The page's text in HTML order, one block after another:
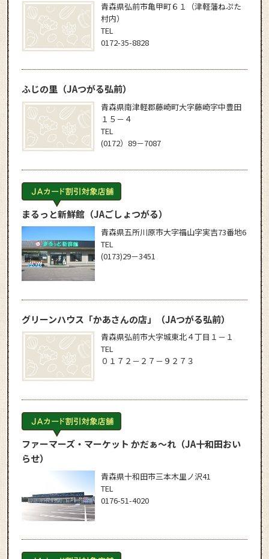
青森県弘前市亀甲町６１（津軽藩ねぷた
村内）
TEL
0172-35-8828
ふじの里（JAつがる弘前）
青森県南津軽郡藤崎町大字藤崎字中豊田
１５－４
TEL
(0172）89－7087
まるっと新鮮館（JAごしょつがる）
青森県五所川原市大字福山字実吉73番地6
TEL
(0173)29－3451
グリーンハウス「かあさんの店」 （JAつがる弘前）
青森県弘前市大字城東北４丁目１－１
TEL
０１７２－２７－９２７３
ファーマーズ・マーケット かだぁ～れ（JA十和田おい
らせ）
青森県十和田市三本木里ノ沢41
TEL
0176-51-4020